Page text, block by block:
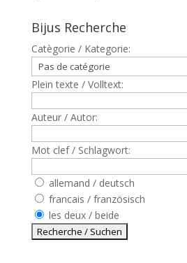
Bijus Recherche
Catègorie / Kategorie:
Plein texte / Volltext:
Auteur / Autor:
Mot clef / Schlagwort:
allemand / deutsch
francais / französisch
les deux / beide